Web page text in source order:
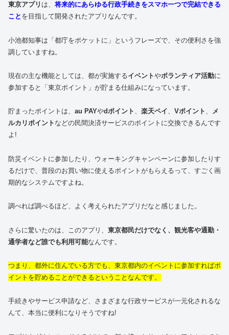
東京アプリ は、 将来的にあらゆる行政手続きをスマホ一つで完結できる
こと を目指して開発されたアプリなんです。
小池都知事は「都庁をポケットに」というフレーズで、その便利さを強
調していますね。
現在の主な機能としては、都が実施するイベントやボランティア活動に
参加すると「東京ポイント」が貯まる仕組みになっています。
貯まったポイントは、 au PAYやdポイント 、 楽天ペイ、 Vポイント 、 メ
ルカリポイント などの民間決済サービスのポイントに交換できるんです
よ!
防災イベントに参加したり、ウォーキングキャンペーンに参加したりす
るだけで、普段のお買い物に使えるポイントがもらえるって、すごく画
期的なシステムですよね。
調べれば調べるほど、よく考えられたアプリだなと感じました。
さらに驚いたのは、このアプリ、 東京都民だけでなく、観光客や通勤・
通学者など誰でも利用可能なんです。
つまり、都外に住んでいる方でも、東京都内のイベントに参加すればポ
イントを貯めることができるということなんです。
手続きやサービス申請など、さまざまな行政サービスが一元化されるな
んて、本当に便利になりそうですね!